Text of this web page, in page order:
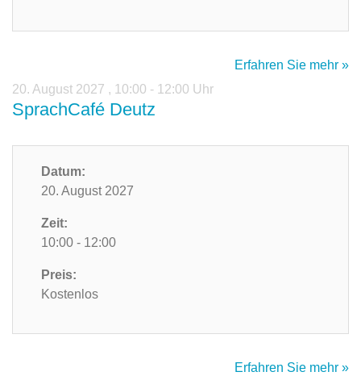
Erfahren Sie mehr »
20. August 2027 , 10:00 - 12:00 Uhr
SprachCafé Deutz
Datum:
20. August 2027
Zeit:
10:00 - 12:00
Preis:
Kostenlos
Erfahren Sie mehr »